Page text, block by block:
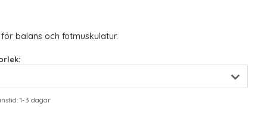
balans och fotmuskulatur.
1-3 dagar